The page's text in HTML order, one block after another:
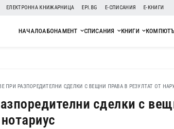
ЕЛЕКТРОННА КНИЖАРНИЦА EPI.BG Е-СПИСАНИЯ Е-КНИГИ
НАЧАЛОАБОНАМЕНТ СПИСАНИЯ КНИГИ
ПРИ РАЗПОРЕДИТЕЛНИ СДЕЛКИ С ВЕЩНИ ПРАВА В РЕЗУЛТАТ ОТ
сделки с